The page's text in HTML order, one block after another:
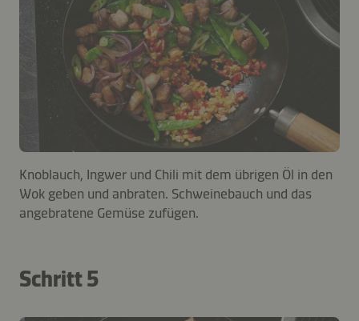
Knoblauch, Ingwer und Chili mit dem übrigen Öl in den
Wok geben und anbraten. Schweinebauch und das
angebratene Gemüse zufügen.
Schritt 5